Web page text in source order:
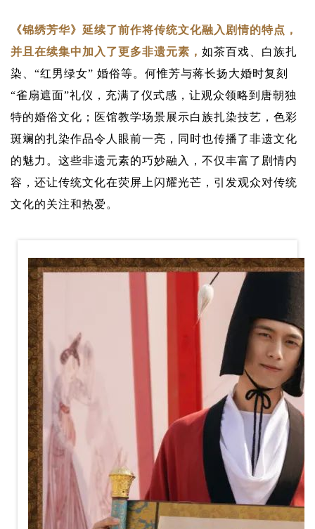
《锦绣芳华》延续了前作将传统文化融入剧情的特点，
并且在续集中加入了更多非遗元素， 如茶百戏、白族扎
染、“红男绿女” 婚俗等。何惟芳与蒋长扬大婚时复刻
“雀扇遮面”礼仪，充满了仪式感，让观众领略到唐朝独
特的婚俗文化；医馆教学场景展示白族扎染技艺，色彩
斑斓的扎染作品令人眼前一亮，同时也传播了非遗文化
的魅力。这些非遗元素的巧妙融入，不仅丰富了剧情内
容，还让传统文化在荧屏上闪耀光芒，引发观众对传统
文化的关注和热爱。